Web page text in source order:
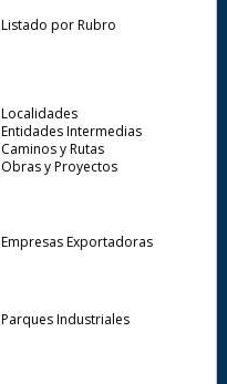
Listado por Rubro
Localidades
Entidades Intermedias
Caminos y Rutas
Obras y Proyectos
Empresas Exportadoras
Parques Industriales